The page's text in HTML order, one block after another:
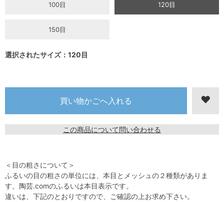
100目 120目
150目
選択されたサイズ：120目
この商品について問い合わせる
＜目の粗さについて＞
ふるいの目の粗さの単位には、本目とメッシュの２種類がありま
す。陶芸.comのふるいは本目表示です。
違いは、下記のとおりですので、ご確認の上お求め下さい。